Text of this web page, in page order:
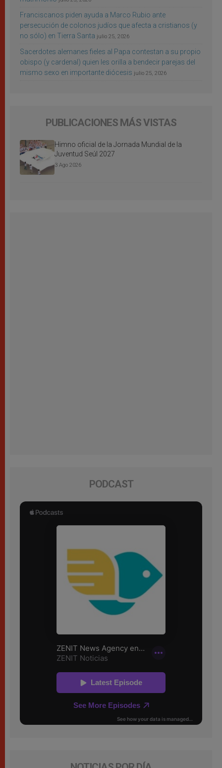
Franciscanos piden ayuda a Marco Rubio ante
persecución de colonos judíos que afecta a cristianos (y
no sólo) en Tierra Santa julio 25, 2026
Sacerdotes alemanes fieles al Papa contestan a su propio
obispo (y cardenal) quien les orilla a bendecir parejas del
mismo sexo en importante diócesis julio 25, 2026
PUBLICACIONES MÁS VISTAS
Himno oficial de la Jornada Mundial de la
Juventud Seúl 2027
3 Ago 2026
PODCAST